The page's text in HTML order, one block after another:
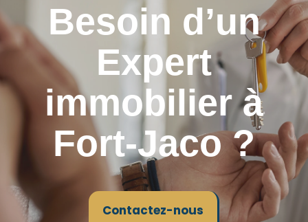
Besoin d’un
Expert
immobilier à
Fort-Jaco ?
Contactez-nous